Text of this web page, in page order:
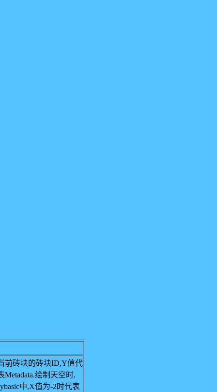
前砖块的砖块ID,Y值代
Metadata.绘制天空时,
中,X值为-2时代表